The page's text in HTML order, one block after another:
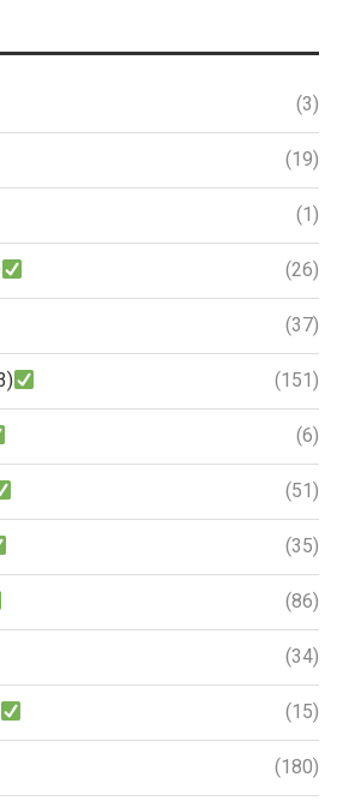
(3)
(19)
(1)
(26)
(37)
(151)
(6)
(51)
(35)
(86)
(34)
(15)
(180)